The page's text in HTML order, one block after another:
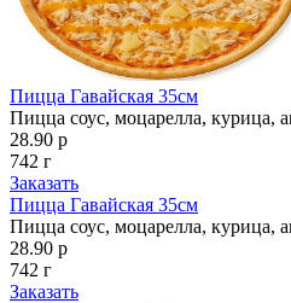
Пицца Гавайская 35см
Пицца соус, моцарелла, курица,
28.90 р
742 г
Заказать
Пицца Гавайская 35см
Пицца соус, моцарелла, курица,
28.90 р
742 г
Заказать